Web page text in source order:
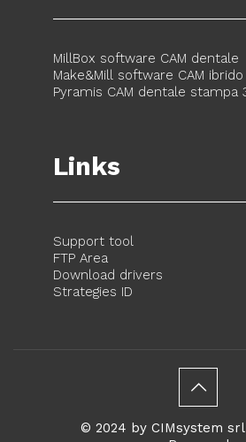
MillBox software CAM dentale
Make&Mill software CAM ibrido
Pyramis CAM dentale stampa
Links
Support tool
FTP Area
Download drivers
Strategies ID
© 2024 by CIMsystem srl